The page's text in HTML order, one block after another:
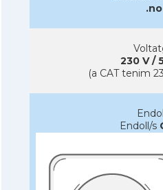
.no
230 V /
(a CAT tenim
Endoll/s